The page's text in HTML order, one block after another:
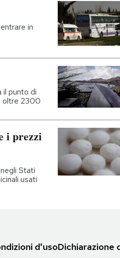
in
il punto di
oltre 2300
i prezzi
Stati
usati
d'usoDichiarazione